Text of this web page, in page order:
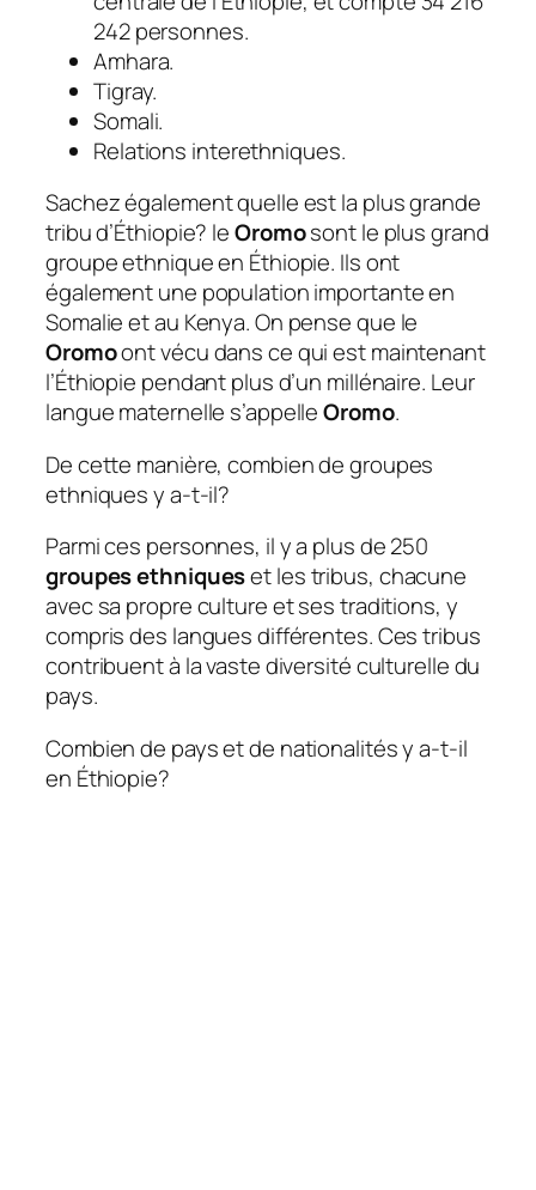
242 personnes.
Amhara.
Tigray.
Somali.
Relations interethniques.
Sachez également quelle est la plus grande
tribu d’Éthiopie? leOromosont le plus grand
groupe ethnique en Éthiopie. Ils ont
également une population importante en
Somalie et au Kenya. On pense que le
Oromoont vécu dans ce qui est maintenant
l’Éthiopie pendant plus d’un millénaire. Leur
langue maternelle s’appelleOromo.
De cette manière, combien de groupes
ethniques y a-t-il?
Parmi ces personnes, il y a plus de 250
groupes ethniqueset les tribus, chacune
avec sa propre culture et ses traditions, y
compris des langues différentes. Ces tribus
contribuent à la vaste diversité culturelle du
pays.
Combien de pays et de nationalités y a-t-il
en Éthiopie?